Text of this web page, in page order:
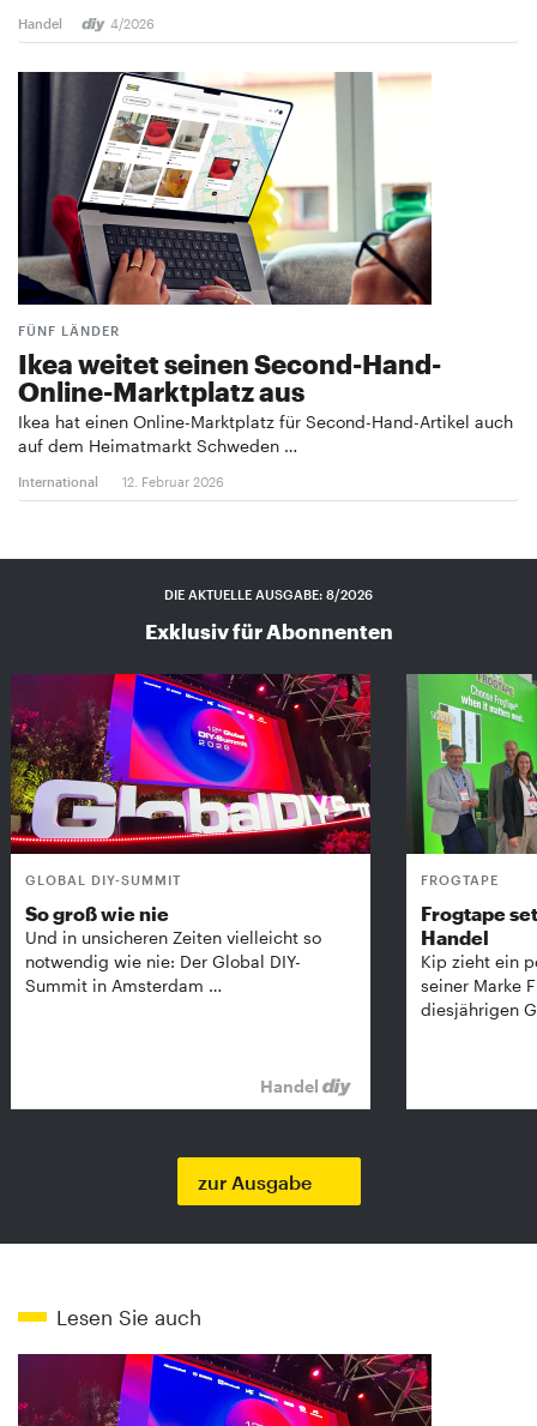
Handel 4/2026
FÜNF LÄNDER
Ikea weitet seinen Second-Hand-
Online-Marktplatz aus
Ikea hat einen Online-Marktplatz für Second-Hand-Artikel auch
auf dem Heimatmarkt Schweden …
International 12. Februar 2026
DIE AKTUELLE AUSGABE: 8/2026
Exklusiv für Abonnenten
GLOBAL DIY-SUMMIT
So groß wie nie
Und in unsicheren Zeiten vielleicht so
notwendig wie nie: Der Global DIY-
Summit in Amsterdam …
Handel
FROGTAPE
Frogtape
Handel
Kip zieht ein
seiner Marke
diesjährigen
zur Ausgabe
Lesen Sie auch